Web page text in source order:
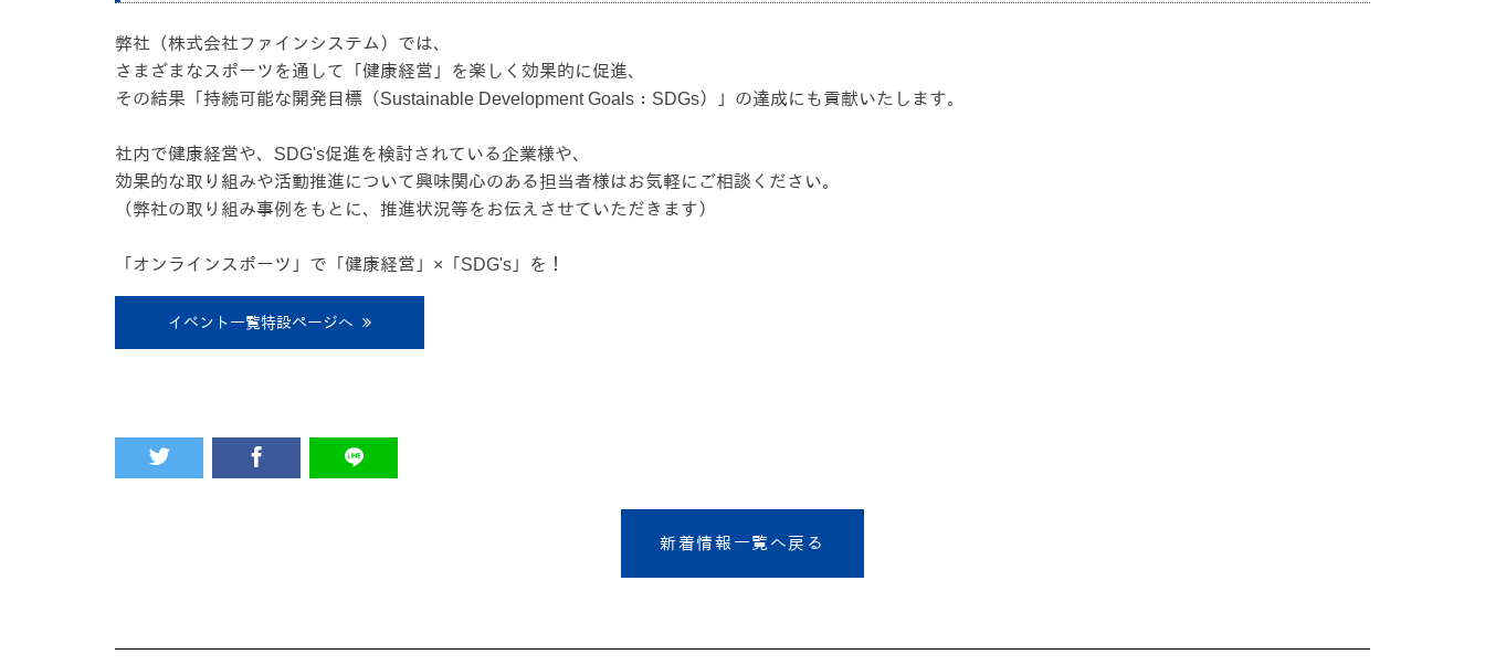
弊社（株式会社ファインシステム）では、
さまざまなスポーツを通して「健康経営」を楽しく効果的に促進、
その結果「持続可能な開発目標（Sustainable Development Goals：SDGs）」の達成にも貢献いたします。
社内で健康経営や、SDG's促進を検討されている企業様や、
効果的な取り組みや活動推進について興味関心のある担当者様はお気軽にご相談ください。
（弊社の取り組み事例をもとに、推進状況等をお伝えさせていただきます）
「オンラインスポーツ」で「健康経営」×「SDG's」を！
イベント一覧特設ページへ
新着情報一覧へ戻る